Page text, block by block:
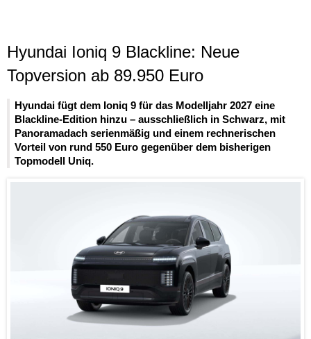
Hyundai Ioniq 9 Blackline: Neue
Topversion ab 89.950 Euro
Hyundai fügt dem Ioniq 9 für das Modelljahr 2027 eine
Blackline-Edition hinzu – ausschließlich in Schwarz, mit
Panoramadach serienmäßig und einem rechnerischen
Vorteil von rund 550 Euro gegenüber dem bisherigen
Topmodell Uniq.